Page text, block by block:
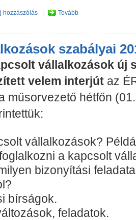
hozzászólás Tovább
szabályai
vállalkozások új
velem interjút az
műsorvezető hétfőn
vállalkozások?
a kapcsolt
bizonyítási
bírságok.
feladatok.